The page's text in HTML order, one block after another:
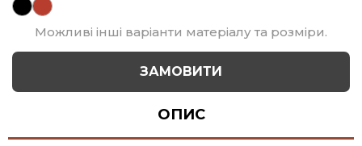
Можливі інші варіанти матеріалу та розміри.
ЗАМОВИТИ
ОПИС